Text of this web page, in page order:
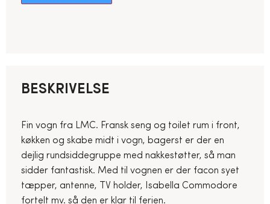
BESKRIVELSE
Fin vogn fra LMC. Fransk seng og toilet rum i front,
køkken og skabe midt i vogn, bagerst er der en
dejlig rundsiddegruppe med nakkestøtter, så man
sidder fantastisk. Med til vognen er der facon syet
tæpper, antenne, TV holder, Isabella Commodore
fortelt mv. så den er klar til ferien.